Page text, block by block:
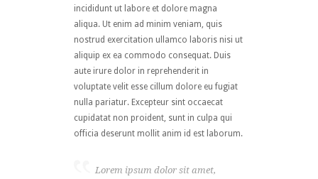
incididunt ut labore et dolore magna
aliqua. Ut enim ad minim veniam, quis
nostrud exercitation ullamco laboris nisi ut
aliquip ex ea commodo consequat. Duis
aute irure dolor in reprehenderit in
voluptate velit esse cillum dolore eu fugiat
nulla pariatur. Excepteur sint occaecat
cupidatat non proident, sunt in culpa qui
officia deserunt mollit anim id est laborum.
Lorem ipsum dolor sit amet,